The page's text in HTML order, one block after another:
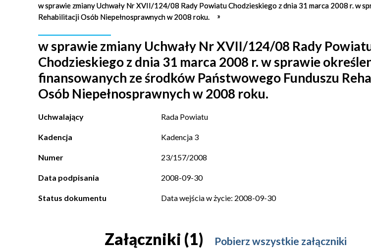
w sprawie zmiany Uchwały Nr XVII/124/08 Rady Powiatu Chodzieskiego z dnia 31 marca 2008 r. w
Rehabilitacji Osób Niepełnosprawnych w 2008 roku.
w sprawie zmiany Uchwały Nr XVII/124/08 Rady
Chodzieskiego z dnia 31 marca 2008 r. w sprawie
finansowanych ze środków Państwowego Funduszu
Osób Niepełnosprawnych w 2008 roku.
Uchwalający Rada Powiatu
Kadencja Kadencja 3
Numer 23/157/2008
Data podpisania 2008-09-30
Status dokumentu Data wejścia w życie: 2008-09-30
Załączniki (1) Pobierz wszystkie załączniki